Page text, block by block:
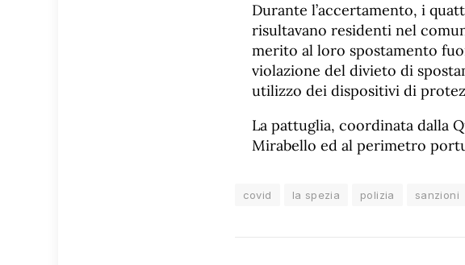
Durante l’accertamento, i
risultavano residenti nel
merito al loro spostamento
violazione del divieto di
utilizzo dei dispositivi di
La pattuglia, coordinata dalla
Mirabello ed al perimetro
covid la spezia polizia sanzioni